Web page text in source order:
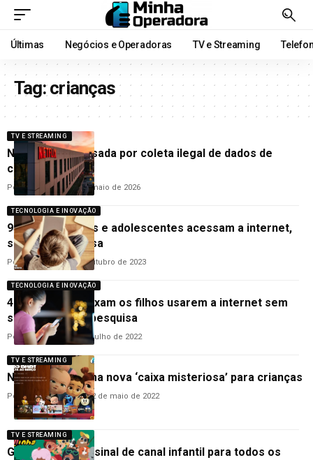
Últimas Negócios e Operadoras TV e Streaming
Tag:crianças
TV E STREAMING
Netflix é processada por coleta ilegal de dados de
crianças
PorCristino Melo13 de maio de 2026
TECNOLOGIA E INOVAÇÃO
95% das crianças e adolescentes acessam a internet,
segundo pesquisa
PorCleane Lima25 de outubro de 2023
TECNOLOGIA E INOVAÇÃO
42% dos pais deixam os filhos usarem a internet sem
supervisão, diz pesquisa
Por Lucas Ribeiro 21 de julho de 2022
TV E STREAMING
Netflix revela uma nova ‘caixa misteriosa’ para crianças
Por Carolina Veneroso22 de maio de 2022
TV E STREAMING
Globoplay libera sinal de canal infantil para todos os